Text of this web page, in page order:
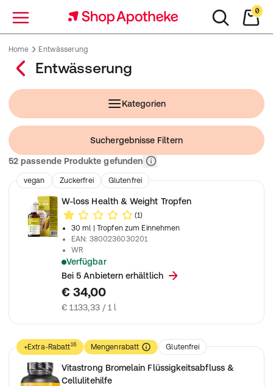
Menü
0
Home Entwässerung
Entwässerung
Kategorien
Suchergebnisse Filtern
52 passende Produkte gefundenRelevanz
vegan Zuckerfrei
Glutenfrei
Konservierungsstofffrei
Laktosefrei
Lebensmittel
Nahrungsergänzungsmittel
W-loss Health & Weight Tropfen
(1)
30 ml
| Tropfen zum Einnehmen
EAN: 3800236030201
WR
Verfügbar
Original W-loss Tropfen mit natürlichen Inhaltstoffen für
Bei 5 Anbietern erhältlich
€ 34,00
€ 1.133,33 / 1 l
+Extra-Rabatt16 Mengenrabatt
Glutenfrei
Laktosefrei
vegan
Zuckerfrei
Nahrungsergänzungsmittel
Vitastrong Bromelain Flüssigkeitsabfluss &
Cellulitehilfe